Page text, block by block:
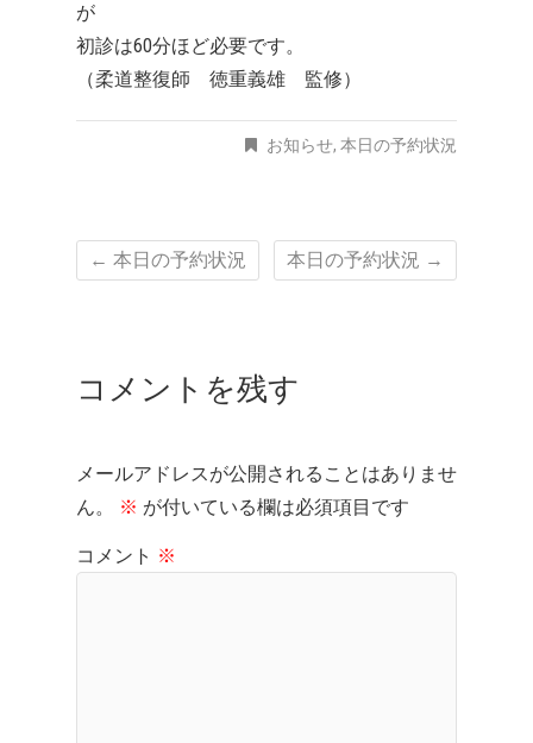
が
初診は60分ほど必要です。
（柔道整復師 徳重義雄 監修）
お知らせ, 本日の予約状況
← 本日の予約状況 本日の予約状況 →
コメントを残す
メールアドレスが公開されることはありませ
ん。
※ が付いている欄は必須項目です
コメント ※